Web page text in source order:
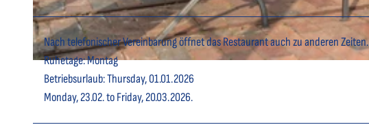
© Dahmke Photographie Kirk Dahmke |
Nach telefonischer Vereinbarung öffnet das Restaurant auch zu anderen Zeiten.
Ruhetage: Montag
Betriebsurlaub: Thursday, 01.01.2026
Monday, 23.02. to Friday, 20.03.2026.